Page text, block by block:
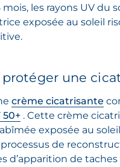
les rayons UV du
exposée au soleil
une
crème cicatrisante
50+. Cette crème
exposée au
de
d’apparition de